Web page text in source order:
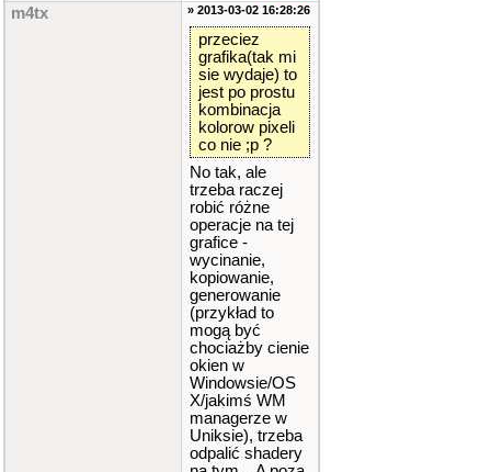
m4tx » 2013-03-02 16:28:26
przeciez
grafika(tak mi
sie wydaje) to
jest po prostu
kombinacja
kolorow pixeli
co nie ;p ?
No tak, ale
trzeba raczej
robić różne
operacje na tej
grafice -
wycinanie,
kopiowanie,
generowanie
(przykład to
mogą być
chociażby cienie
okien w
Windowsie/OS
X/jakimś WM
managerze w
Uniksie), trzeba
odpalić shadery